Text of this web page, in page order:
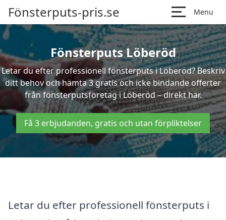
Fönsterputs-pris.se Menu
Fönsterputs Löberöd
Letar du efter professionell fönsterputs i Löberöd? Beskriv
ditt behov och hämta 3 gratis och icke bindande offerter
från fönsterputsföretag i Löberöd – direkt här.
Få 3 erbjudanden, gratis och utan förpliktelser
Letar du efter professionell fönsterputs i